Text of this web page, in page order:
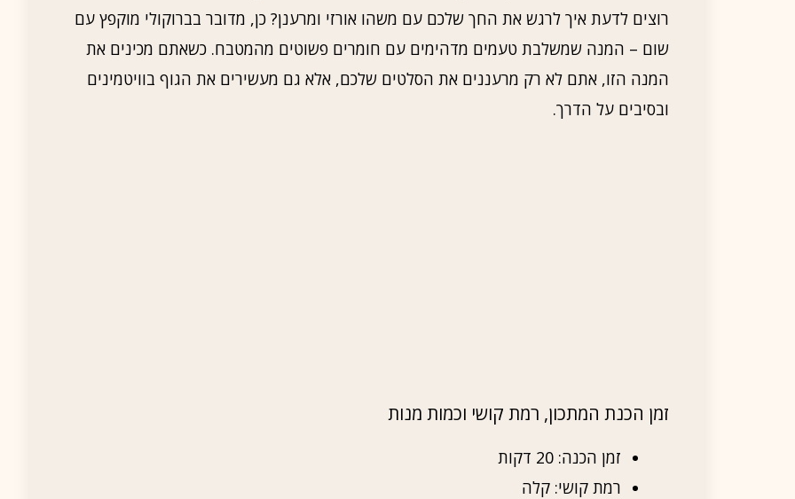
רוצים לדעת איך לרגש את החך שלכם עם משהו אורזי ומרענן? כן, מדובר בברוקולי מוקפץ עם
שום – המנה שמשלבת טעמים מדהימים עם חומרים פשוטים מהמטבח. כשאתם מכינים את
המנה הזו, אתם לא רק מרעננים את הסלטים שלכם, אלא גם מעשירים את הגוף בוויטמינים
ובסיבים על הדרך.
זמן הכנת המתכון, רמת קושי וכמות מנות
זמן הכנה: 20 דקות
רמת קושי: קלה